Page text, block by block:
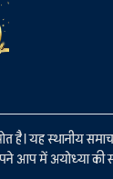
यह स्थानीय
आप में अयोध्या की